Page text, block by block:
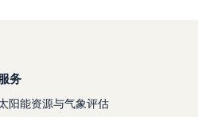
务
阳能资源与气象评估